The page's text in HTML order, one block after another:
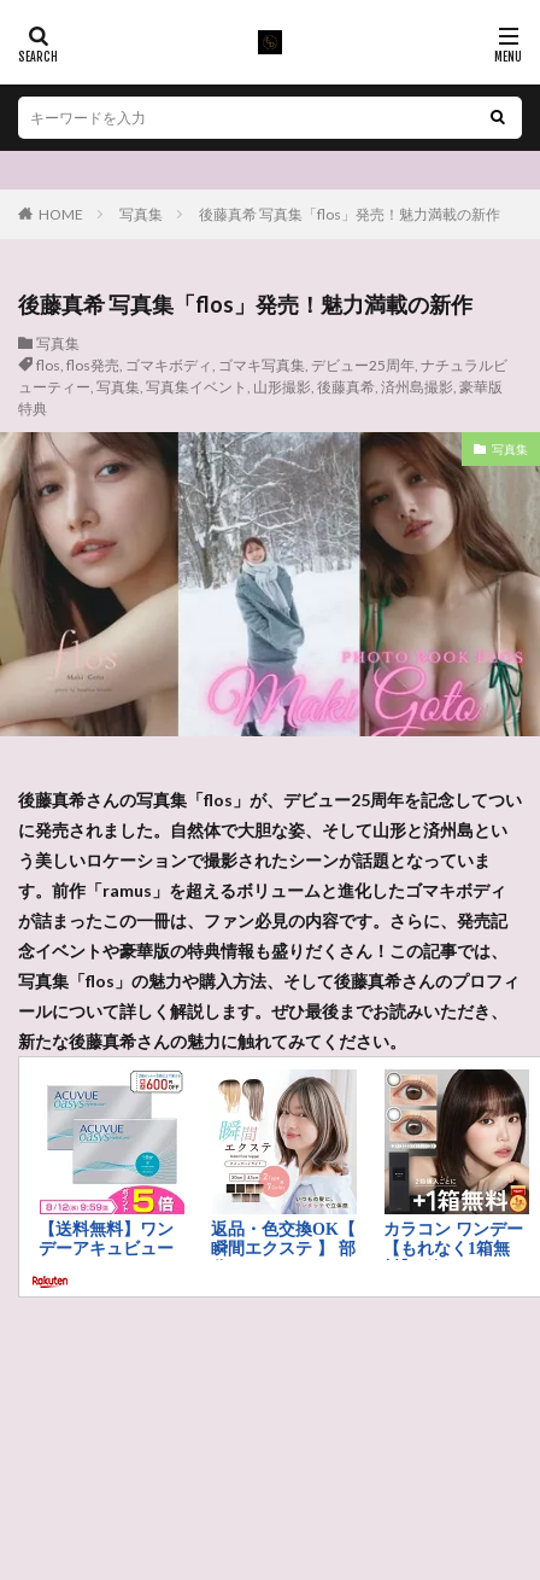
HOME 写真集 後藤真希 写真集「flos」発売！魅力満載の新作
後藤真希 写真集「flos」発売！魅力満載の新作
写真集
flos, flos発売, ゴマキボディ, ゴマキ写真集, デビュー25周年, ナチュラルビ
ューティー, 写真集, 写真集イベント , 山形撮影, 後藤真希, 済州島撮影, 豪華版
特典
写真集
後藤真希さんの写真集「flos」が、デビュー25周年を記念してつい
に発売されました。自然体で大胆な姿、そして山形と済州島とい
う美しいロケーションで撮影されたシーンが話題となっていま
す。前作「ramus」を超えるボリュームと進化したゴマキボディ
が詰まったこの一冊は、ファン必見の内容です。さらに、発売記
念イベントや豪華版の特典情報も盛りだくさん！この記事では、
写真集「flos」の魅力や購入方法、そして後藤真希さんのプロフィ
ールについて詳しく解説します。ぜひ最後までお読みいただき、
新たな後藤真希さんの魅力に触れてみてください。